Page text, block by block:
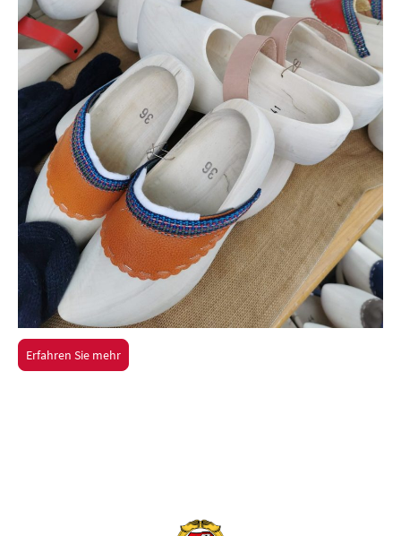
Erfahren Sie mehr